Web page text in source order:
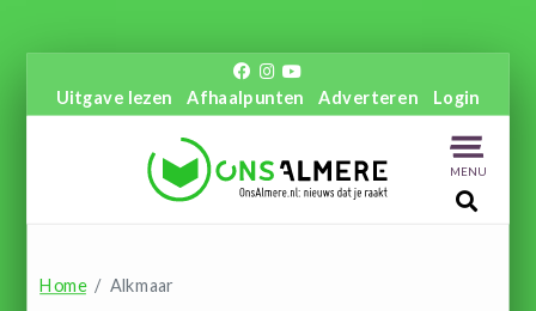
Uitgave lezen Afhaalpunten Adverteren Login
MENU
Home Alkmaar